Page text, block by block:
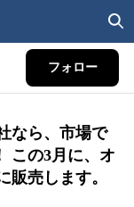
フォロー
なら、市場で
この3月に、オ
販売します。